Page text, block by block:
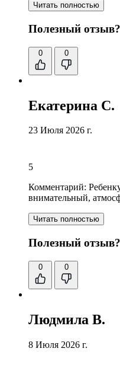
Читать полностью
Полезный отзыв?
0 0
Екатерина С.
23 Июля 2026 г.
5
Комментарий:
внимательный,
Читать полностью
Полезный отзыв?
0 0
Людмила В.
8 Июля 2026 г.